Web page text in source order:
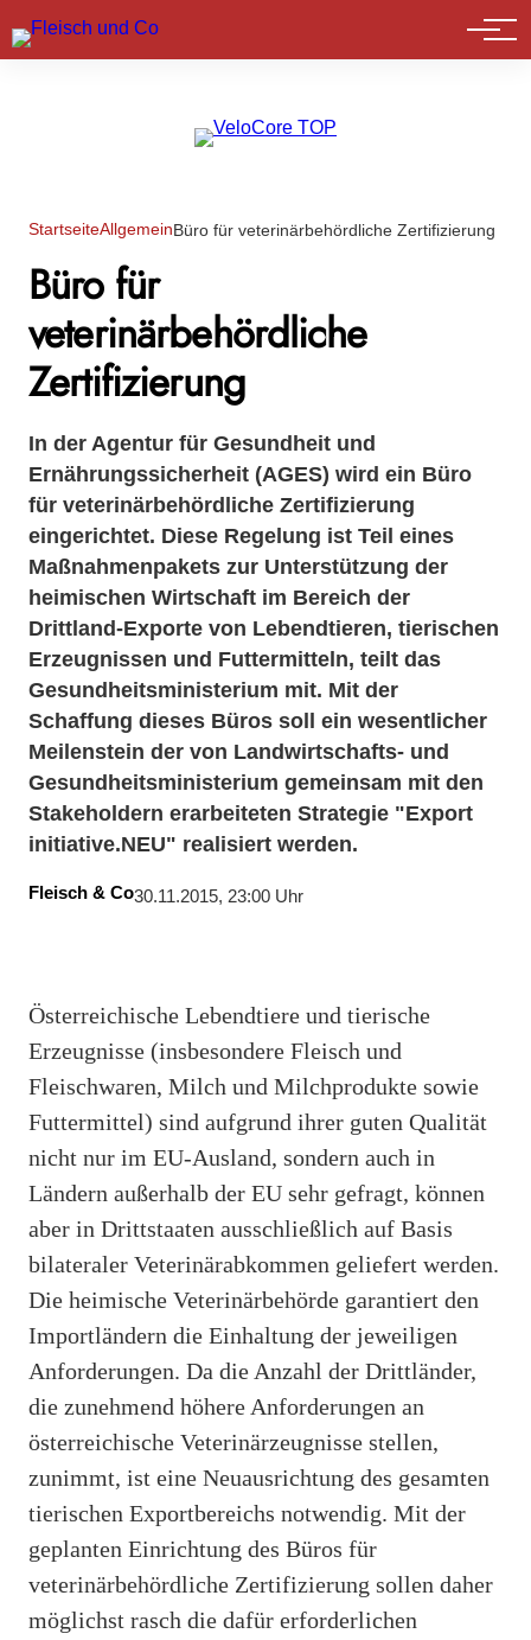
Marktführer
StartseiteAllgemeinBüro für veterinärbehördliche Zertifizierung
Büro für
veterinärbehördliche
Zertifizierung
In der Agentur für Gesundheit und
Ernährungssicherheit (AGES) wird ein Büro
für veterinärbehördliche Zertifizierung
eingerichtet. Diese Regelung ist Teil eines
Maßnahmenpakets zur Unterstützung der
heimischen Wirtschaft im Bereich der
Drittland-Exporte von Lebendtieren, tierischen
Erzeugnissen und Futtermitteln, teilt das
Gesundheitsministerium mit. Mit der
Schaffung dieses Büros soll ein wesentlicher
Meilenstein der von Landwirtschafts- und
Gesundheitsministerium gemeinsam mit den
Stakeholdern erarbeiteten Strategie "Export
initiative.NEU" realisiert werden.
Fleisch & Co30.11.2015, 23:00 Uhr
Österreichische Lebendtiere und tierische
Erzeugnisse (insbesondere Fleisch und
Fleischwaren, Milch und Milchprodukte sowie
Futtermittel) sind aufgrund ihrer guten Qualität
nicht nur im EU-Ausland, sondern auch in
Ländern außerhalb der EU sehr gefragt, können
aber in Drittstaaten ausschließlich auf Basis
bilateraler Veterinärabkommen geliefert werden.
Die heimische Veterinärbehörde garantiert den
Importländern die Einhaltung der jeweiligen
Anforderungen. Da die Anzahl der Drittländer,
die zunehmend höhere Anforderungen an
österreichische Veterinärzeugnisse stellen,
zunimmt, ist eine Neuausrichtung des gesamten
tierischen Exportbereichs notwendig. Mit der
geplanten Einrichtung des Büros für
veterinärbehördliche Zertifizierung sollen daher
möglichst rasch die dafür erforderlichen